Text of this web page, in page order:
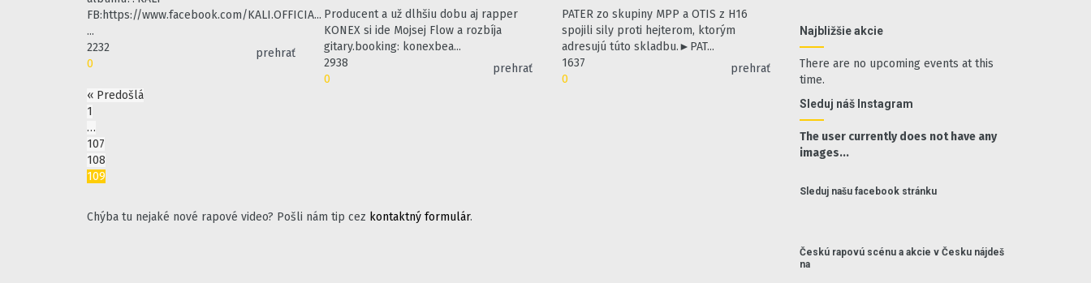
FB:https://www.facebook.com/KALI.OFFICIA...
...
2232
0
prehrať
Producent a už dlhšiu dobu aj rapper
KONEX si ide Mojsej Flow a rozbíja
gitary.booking: konexbea...
2938
0
prehrať
PATER zo skupiny MPP a OTIS z H16
spojili sily proti hejterom, ktorým
adresujú túto skladbu.►PAT...
1637
0
prehrať
« Predošlá
1
…
107
108
109
Chýba tu nejaké nové rapové video? Pošli nám tip cez kontaktný formulár.
Najbližšie akcie
There are no upcoming events at this
time.
Sleduj náš Instagram
The user currently does not have any
images...
Sleduj našu facebook stránku
Českú rapovú scénu a akcie v Česku nájdeš
na